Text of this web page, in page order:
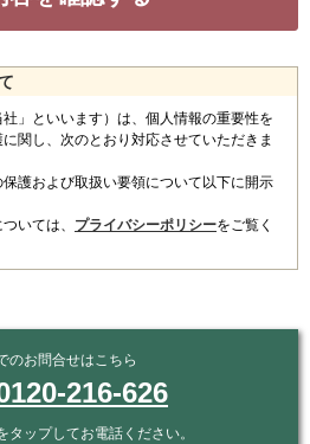
」といいます）は、個人情報の重要性を
関し、次のとおり対応させていただきま
護および取扱い要領について以下に開示
いては、 プライバシーポリシーをご覧く
のお問合せはこちら
216-626
タップしてお電話ください。